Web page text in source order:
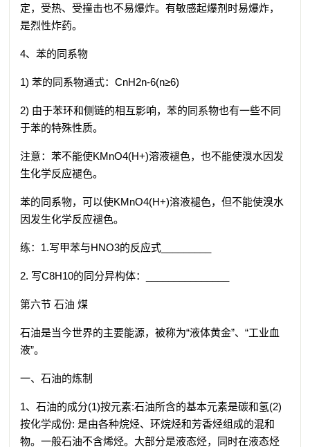
定，受热、受撞击也不易爆炸。有敏感起爆剂时易爆炸，
是烈性炸药。
4、苯的同系物
1) 苯的同系物通式：CnH2n-6(n≥6)
2) 由于苯环和侧链的相互影响，苯的同系物也有一些不同
于苯的特殊性质。
注意：苯不能使KMnO4(H+)溶液褪色，也不能使溴水因发
生化学反应褪色。
苯的同系物，可以使KMnO4(H+)溶液褪色，但不能使溴水
因发生化学反应褪色。
练：1.写甲苯与HNO3的反应式_________
2. 写C8H10的同分异构体：_______________
第六节 石油 煤
石油是当今世界的主要能源，被称为“液体黄金”、“工业血
液”。
一、石油的炼制
1、石油的成分(1)按元素:石油所含的基本元素是碳和氢(2)
按化学成份: 是由各种烷烃、环烷烃和芳香烃组成的混和
物。一般石油不含烯烃。大部分是液态烃，同时在液态烃